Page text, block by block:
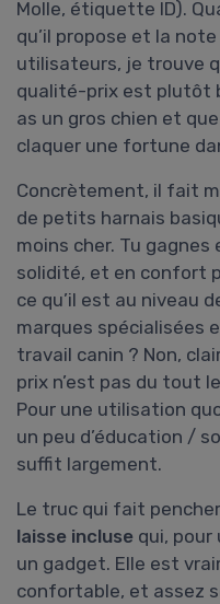
Molle, étiquette ID).
qu’il propose et la
utilisateurs, je trouve
qualité-prix est plutôt
as un gros chien et
claquer une fortune
Concrètement, il fait
de petits harnais
moins cher. Tu gagnes
solidité, et en confort
ce qu’il est au niveau
marques spécialisées
travail canin ? Non,
prix n’est pas du tout
Pour une utilisation
un peu d’éducation /
suffit largement.
Le truc qui fait
laisse incluse qui, pour
un gadget. Elle est
confortable, et assez